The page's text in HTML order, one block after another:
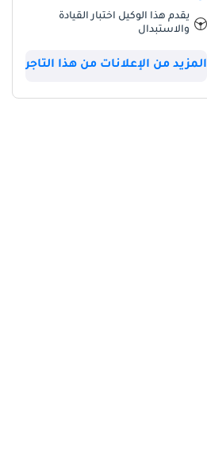
يقدم هذا الوكيل اختبار القيادة
والاستبدال
المزيد من الإعلانات من هذا التاجر